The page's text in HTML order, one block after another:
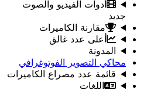
أدوات الفيديو والصوت
جديد
مقارنة الكاميرات
أعلى عدد غالق
المدونة
محاكي التصوير الفوتوغرافي
قائمة عدد مصراع الكاميرات
اللغات